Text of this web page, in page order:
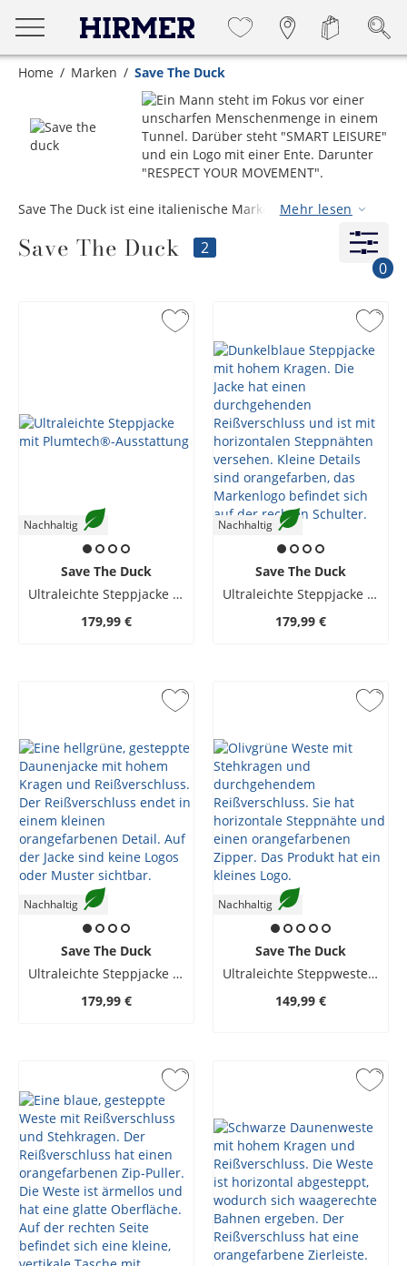
Home Marken Save The Duck
Save The Duck ist eine italienische Marke, die für ihre
bunten Steppjacken mit dem lustigen, kleinen Logo bekannt
ist. Das Besondere von Save The Duck ist jedoch die
Verwendung von hochwertigen, synthetischen Materialien
Mehr lesen
Save The Duck
2
0
Nachhaltig
Save The Duck
Ultraleichte Steppjacke mit Plumtech®-Ausstattung
179,99 €
Nachhaltig
Save The Duck
Ultraleichte Steppjacke mit Plumtech®-Ausstattung
179,99 €
Nachhaltig
Save The Duck
Ultraleichte Steppjacke mit Plumtech®-Ausstattung
179,99 €
Nachhaltig
Save The Duck
Ultraleichte Steppweste Adam mit Plumtech-Ausstattung®
149,99 €